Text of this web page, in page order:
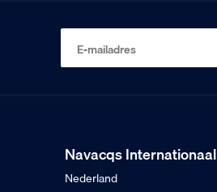
E-mailadres
Navacqs Internationaal
Nederland